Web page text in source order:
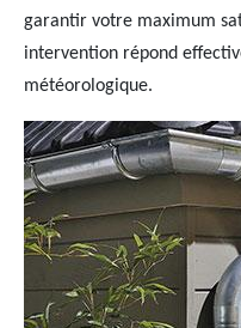
garantir votre maximum
intervention répond
météorologique.